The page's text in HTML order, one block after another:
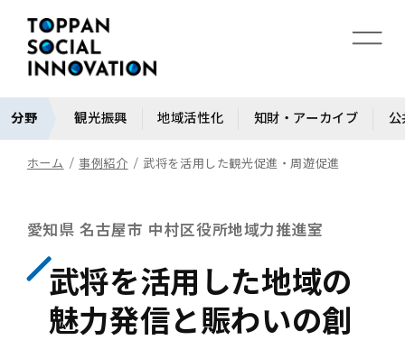
分野 観光振興 地域活性化 知財・アーカイブ
ホーム 事例紹介 武将を活用した観光促進・周遊促進
愛知県 名古屋市 中村区役所地域力推進室
武将を活用した地域の
魅力発信と賑わいの創